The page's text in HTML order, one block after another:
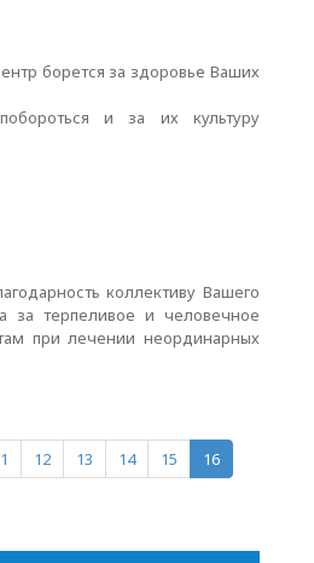
борется за здоровье Ваших
и за их культуру
коллективу Вашего
за терпеливое и человечное
при лечении неординарных
12 13 14 15 16